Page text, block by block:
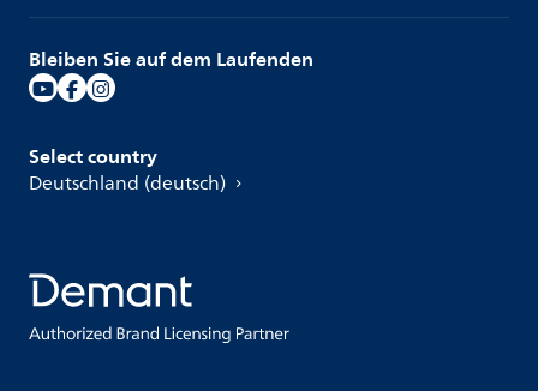
Bleiben Sie auf dem Laufenden
Select country
Deutschland (deutsch)